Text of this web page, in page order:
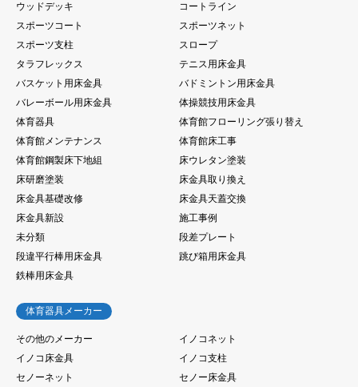
ウッドデッキ
コートライン
スポーツコート
スポーツネット
スポーツ支柱
スロープ
タラフレックス
テニス用床金具
バスケット用床金具
バドミントン用床金具
バレーボール用床金具
体操競技用床金具
体育器具
体育館フローリング張り替え
体育館メンテナンス
体育館床工事
体育館鋼製床下地組
床ウレタン塗装
床研磨塗装
床金具取り換え
床金具基礎改修
床金具天蓋交換
床金具新設
施工事例
未分類
段差プレート
段違平行棒用床金具
跳び箱用床金具
鉄棒用床金具
体育器具メーカー
その他のメーカー
イノコネット
イノコ床金具
イノコ支柱
セノーネット
セノー床金具